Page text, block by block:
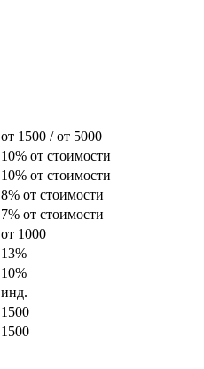
от 1500 / от 5000
10% от стоимости
10% от стоимости
8% от стоимости
7% от стоимости
от 1000
13%
10%
инд.
1500
1500